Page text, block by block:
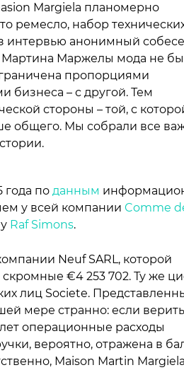
Margiela планомерно
ремесло, набор
интервью анонимный
Мартина Маржелы мода не
пропорциями
бизнеса – с другой. Тем
стороны – той, с
общего. Мы собрали все
года по данным
у всей компании Comme
Raf Simons.
Neuf SARL, которой
€4 253 702. Ту же
лиц Societe.
мере странно: если верить
операционные расходы
вероятно, отражена в
Maison Martin